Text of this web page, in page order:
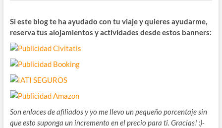
Si este blog te ha ayudado con tu viaje y quieres ayudarme,
reserva tus alojamientos y actividades desde estos banners:
Son enlaces de afiliados y yo me llevo un pequeño porcentaje sin
que esto suponga un incremento en el precio para ti. Gracias! :)-